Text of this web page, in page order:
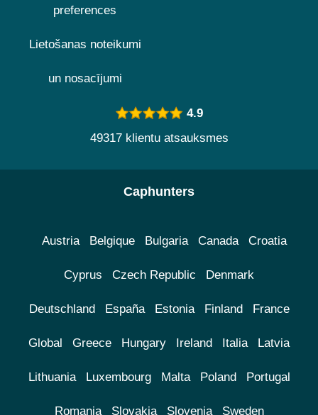
preferences
Lietošanas noteikumi
un nosacījumi
4.9
49317 klientu atsauksmes
Caphunters
Austria Belgique Bulgaria Canada Croatia
Cyprus Czech Republic Denmark
Deutschland España Estonia Finland France
Global Greece Hungary Ireland Italia Latvia
Lithuania Luxembourg Malta Poland Portugal
Romania Slovakia Slovenia Sweden